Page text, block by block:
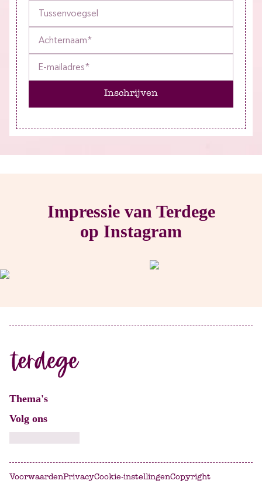
Inschrijven
Impressie van Terdege
op Instagram
Thema's
Volg ons
VoorwaardenPrivacyCookie-instellingenCopyright